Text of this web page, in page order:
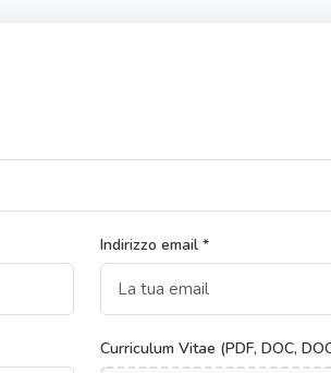
Indirizzo email *
Curriculum Vitae (PDF, DOC,